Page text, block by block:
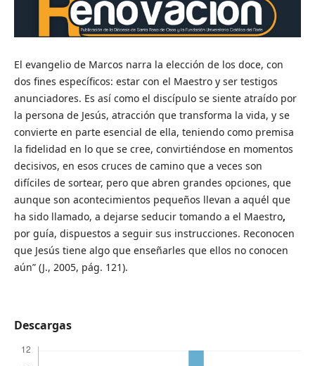
El evangelio de Marcos narra la elección de los doce, con
dos fines específicos: estar con el Maestro y ser testigos
anunciadores. Es así como el discípulo se siente atraído por
la persona de Jesús, atracción que transforma la vida, y se
convierte en parte esencial de ella, teniendo como premisa
la fidelidad en lo que se cree, convirtiéndose en momentos
decisivos, en esos cruces de camino que a veces son
difíciles de sortear, pero que abren grandes opciones, que
aunque son acontecimientos pequeños llevan a aquél que
ha sido llamado, a dejarse seducir tomando a el Maestro,
por guía, dispuestos a seguir sus instrucciones. Reconocen
que Jesús tiene algo que enseñarles que ellos no conocen
aún” (J., 2005, pág. 121).
Descargas